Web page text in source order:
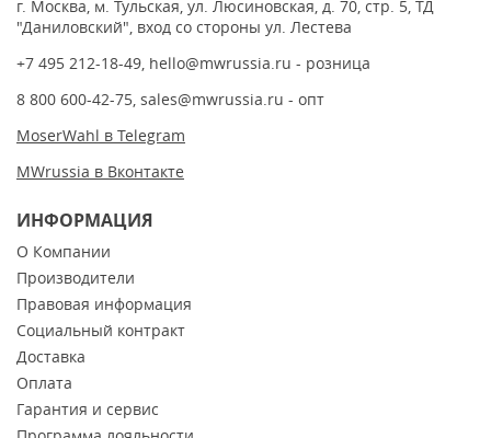
г. Москва, м. Тульская, ул. Люсиновская, д. 70, стр. 5, ТД
"Даниловский", вход со стороны ул. Лестева
+7 495 212-18-49, hello@mwrussia.ru - розница
8 800 600-42-75, sales@mwrussia.ru - опт
MoserWahl в Telegram
MWrussia в Вконтакте
ИНФОРМАЦИЯ
О Компании
Производители
Правовая информация
Социальный контракт
Доставка
Оплата
Гарантия и сервис